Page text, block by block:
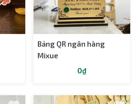
Bảng QR ngân hàng
Mixue
0₫